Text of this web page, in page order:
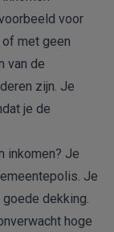
voor
of met geen
van de
zijn. Je
je de
inkomen? Je
Je
dekking.
hoge